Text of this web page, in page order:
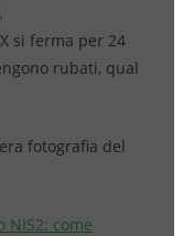
X si ferma per 24
rubati, qual
fotografia del
NIS2: come